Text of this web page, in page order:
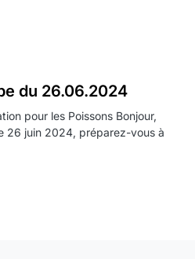
du 26.06.2024
pour les Poissons Bonjour,
26 juin 2024, préparez-vous à